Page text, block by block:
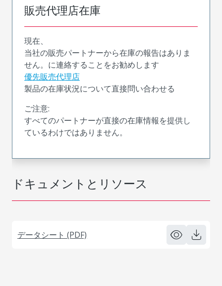
ドキュメントとリソース
データシート (PDF)
販売代理店在庫
現在、
当社の販売パートナーから在庫の報告はありま
せん。に連絡することをお勧めします
優先販売代理店
製品の在庫状況について直接問い合わせる
ご注意:
すべてのパートナーが直接の在庫情報を提供し
ているわけではありません。